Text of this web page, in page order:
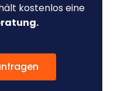
kostenlos eine